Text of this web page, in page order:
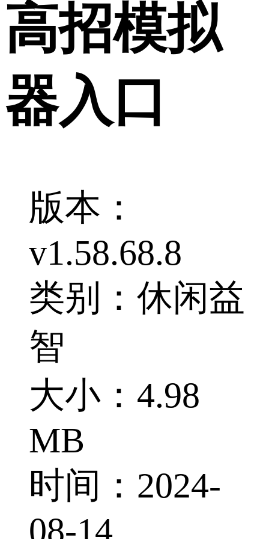
高招模拟
器入口
版本：
v1.58.68.8
类别：休闲益
智
大小：4.98
MB
时间：2024-
08-14